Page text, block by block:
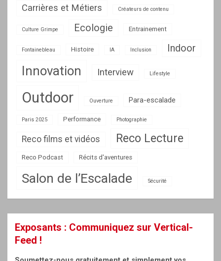
Carrières et Métiers Créateurs de contenu
Culture Grimpe Ecologie Entrainement
Fontainebleau Histoire IA Inclusion Indoor
Innovation Interview Lifestyle
Outdoor Ouverture Para-escalade
Paris 2025 Performance Photographie
Reco films et vidéos Reco Lecture
Reco Podcast Récits d'aventures
Salon de l’Escalade Sécurité
Exposants : Communiquez sur Vertical-
Feed !